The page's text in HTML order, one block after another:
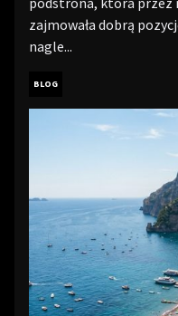
zajmowała dobrą
nagle...
BLOG